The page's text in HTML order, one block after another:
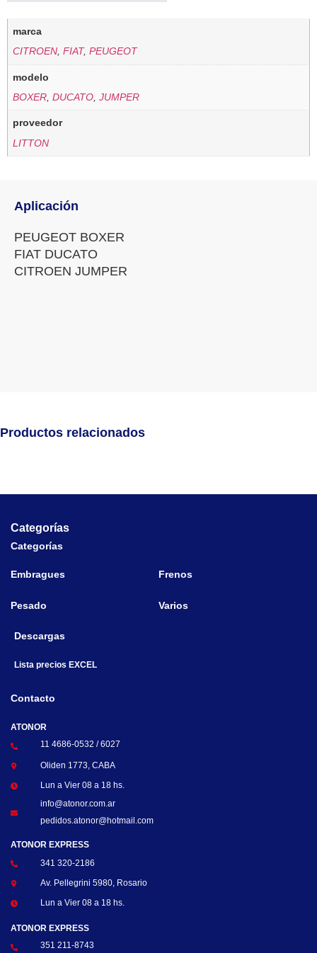
marca
CITROEN,FIAT,PEUGEOT
modelo
BOXER ,DUCATO ,JUMPER
proveedor
LITTON
Aplicación
PEUGEOT BOXER
FIAT DUCATO
CITROEN JUMPER
Productos relacionados
Categorías
Categorías
Embragues Frenos
Pesado Varios
Descargas
Lista precios EXCEL
Contacto
ATONOR
11 4686-0532 / 6027
Oliden 1773, CABA
Lun a Vier 08 a 18 hs.
info@atonor.com.ar
pedidos.atonor@hotmail.com
ATONOR EXPRESS
341 320-2186
Av. Pellegrini 5980, Rosario
Lun a Vier 08 a 18 hs.
ATONOR EXPRESS
351 211-8743